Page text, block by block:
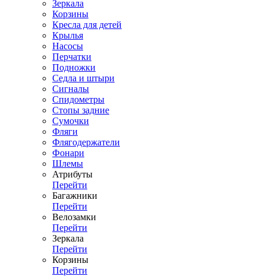
Зеркала
Корзины
Кресла для детей
Крылья
Насосы
Перчатки
Подножки
Седла и штыри
Сигналы
Спидометры
Стопы задние
Сумочки
Фляги
Флягодержатели
Фонари
Шлемы
Атрибуты
Перейти
Багажники
Перейти
Велозамки
Перейти
Зеркала
Перейти
Корзины
Перейти